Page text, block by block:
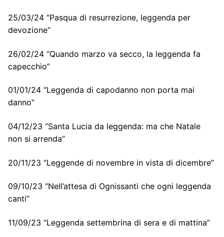
25/03/24 “Pasqua di resurrezione, leggenda per
devozione“
26/02/24 “Quando marzo va secco, la leggenda fa
capecchio”
01/01/24 “Leggenda di capodanno non porta mai
danno”
04/12/23 “Santa Lucia da leggenda: ma che Natale
non si arrenda”
20/11/23 “Leggende di novembre in vista di dicembre”
09/10/23 “Nell’attesa di Ognissanti che ogni leggenda
canti”
11/09/23 “Leggenda settembrina di sera e di mattina”